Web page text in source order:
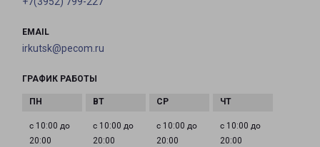
EMAIL
irkutsk@pecom.ru
ГРАФИК РАБОТЫ
с 10:00 до
20:00
с 10:00 до
20:00
с 10:00 до
20:00
с 10:00 до
20:00